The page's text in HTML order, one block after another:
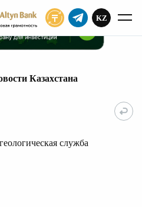
KZ
Казахстана
служба